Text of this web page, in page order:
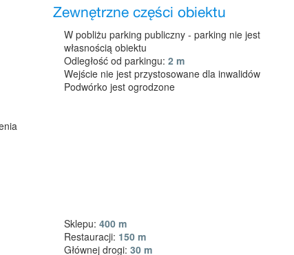
Zewnętrzne części obiektu
W pobliżu parking publiczny - parking nie jest
własnością obiektu
Odległość od parkingu:2 m
Wejście nie jest przystosowane dla inwalidów
Podwórko jest ogrodzone
Sklepu:400 m
Restauracji: 150 m
Głównej drogi:30 m